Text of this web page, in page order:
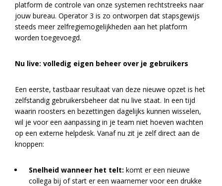
platform de controle van onze systemen rechtstreeks naar
jouw bureau. Operator 3 is zo ontworpen dat stapsgewijs
steeds meer zelfregiemogelijkheden aan het platform
worden toegevoegd.
Nu live: volledig eigen beheer over je gebruikers
Een eerste, tastbaar resultaat van deze nieuwe opzet is het
zelfstandig gebruikersbeheer dat nu live staat. In een tijd
waarin roosters en bezettingen dagelijks kunnen wisselen,
wil je voor een aanpassing in je team niet hoeven wachten
op een externe helpdesk. Vanaf nu zit je zelf direct aan de
knoppen:
Snelheid wanneer het telt: komt er een nieuwe
collega bij of start er een waarnemer voor een drukke